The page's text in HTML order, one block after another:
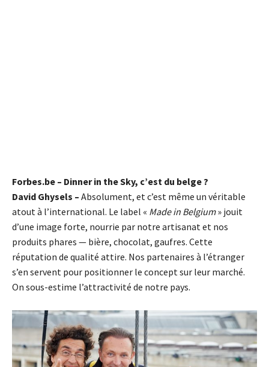
Forbes.be – Dinner in the Sky, c’est du belge ?
David Ghysels – Absolument, et c’est même un véritable
atout à l’international. Le label « Made in Belgium» jouit
d’une image forte, nourrie par notre artisanat et nos
produits phares — bière, chocolat, gaufres. Cette
réputation de qualité attire. Nos partenaires à l’étranger
s’en servent pour positionner le concept sur leur marché.
On sous-estime l’attractivité de notre pays.